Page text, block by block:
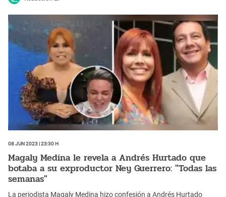
08 Jun 2023 | 23:30 h
Magaly Medina le revela a Andrés Hurtado que
botaba a su exproductor Ney Guerrero: "Todas las
semanas"
La periodista Magaly Medina hizo confesión a Andrés Hurtado